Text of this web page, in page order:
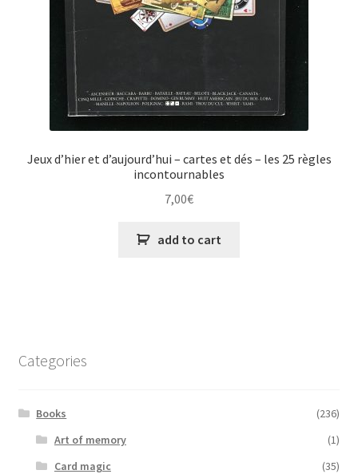
Jeux d’hier et d’aujourd’hui – cartes et dés – les 25 règles
incontournables
7,00€
add to cart
Categories
Books
(236)
Art of memory
(1)
Card magic
(35)